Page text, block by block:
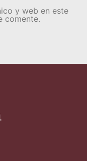
y web en este
comente.